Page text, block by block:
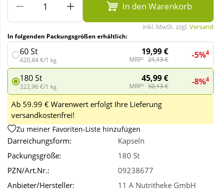
Wellness
In den Warenkorb
inkl. MwSt. zzgl.Versand
In folgenden Packungsgrößen erhältlich:
60 St
420,84 €/1 kg
19,99 €
MRP² 21,13 € -5%4
180 St
322,96 €/1 kg
45,99 €
MRP² 50,13 € -8%4
Ab 59.99 € Warenwert erfolgt Ihre Lieferung
versandkostenfrei!
Zu meiner Favoriten-Liste hinzufügen
Darreichungsform:
Kapseln
Packungsgröße:
180 St
PZN/Art.Nr.:
09238677
Anbieter/Hersteller:
11 A Nutritheke GmbH